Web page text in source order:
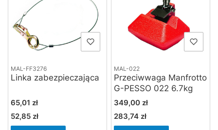
MAL-FF3276
Linka zabezpieczająca
Cena
65,01 zł
Cena
52,85 zł
MAL-022
Przeciwwaga Manfrotto
G-PESSO 022 6.7kg
Cena
349,00 zł
Cena
283,74 zł